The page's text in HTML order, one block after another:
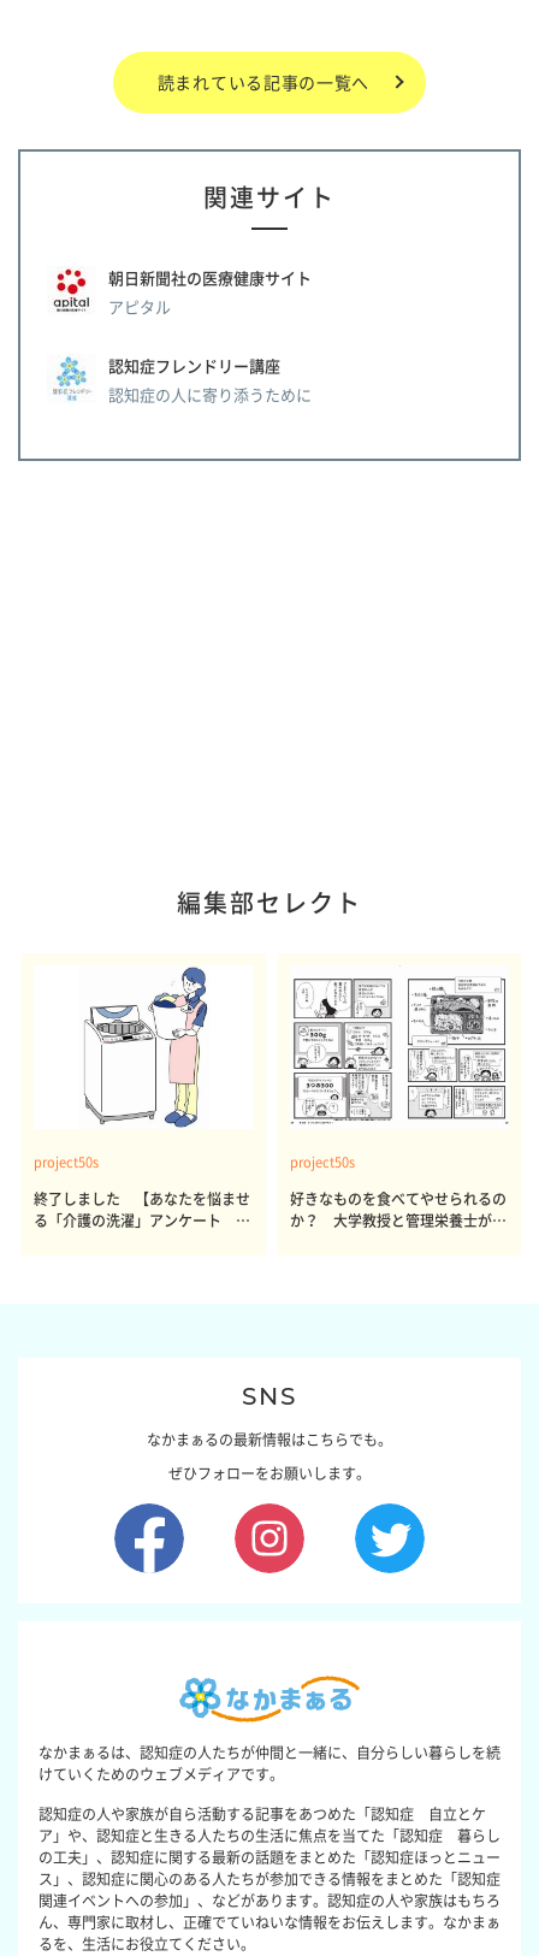
読まれている記事の一覧へ
関連サイト
朝日新聞社の医療健康サイト
アピタル
認知症フレンドリー講座
認知症の人に寄り添うために
編集部セレクト
project50s
終了しました 【あなたを悩ませ
る「介護の洗濯」アンケート 体
project50s
好きなものを食べてやせられるの
か？ 大学教授と管理栄養士が出
SNS
なかまぁるの最新情報はこちらでも。
ぜひフォローをお願いします。
なかまぁるは、認知症の人たちが仲間と一緒に、自分らしい暮らしを続
けていくためのウェブメディアです。
認知症の人や家族が自ら活動する記事をあつめた「認知症 自立とケ
ア」や、認知症と生きる人たちの生活に焦点を当てた「認知症 暮らし
の工夫」、認知症に関する最新の話題をまとめた「認知症ほっとニュー
ス」、認知症に関心のある人たちが参加できる情報をまとめた「認知症
関連イベントへの参加」、などがあります。認知症の人や家族はもちろ
ん、専門家に取材し、正確でていねいな情報をお伝えします。なかまぁ
るを、生活にお役立てください。